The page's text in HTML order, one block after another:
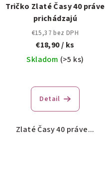
Tričko Zlaté Časy 40 práve
prichádzajú
€15,37 bez DPH
€18,90/ ks
Skladom (>5 ks)
hodnotenie
produktu
je
5,0
Detail
Zlaté Časy 40 práve...